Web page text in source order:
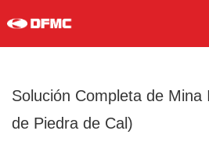
Solución Completa de Mina
de Piedra de Cal)